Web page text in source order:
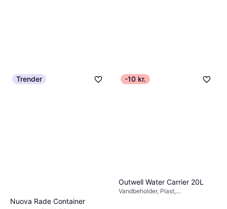
Trender
Nuova Rade Container
-10 kr.
Outwell Water Carrier 20L
Vandbeholder, Plast,